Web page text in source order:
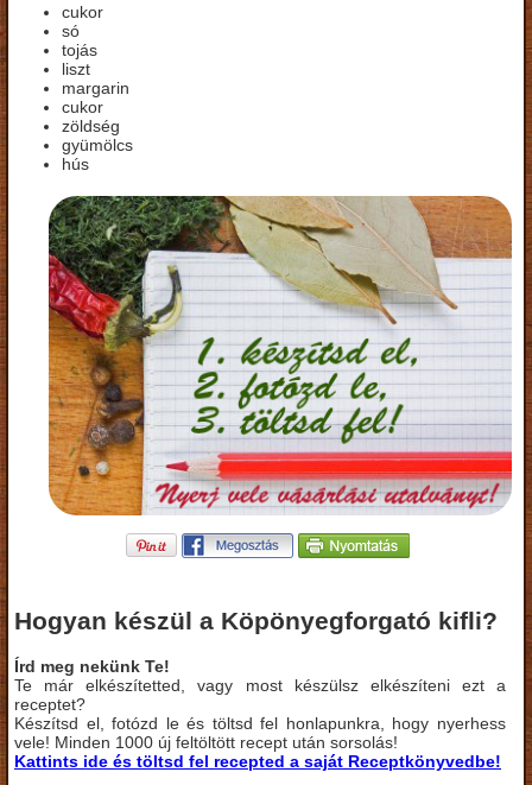
cukor
só
tojás
liszt
margarin
cukor
zöldség
gyümölcs
hús
Hogyan készül a Köpönyegforgató kifli?
Írd meg nekünk Te!
Te már elkészítetted, vagy most készülsz elkészíteni ezt a
receptet?
Készítsd el, fotózd le és töltsd fel honlapunkra, hogy nyerhess
vele! Minden 1000 új feltöltött recept után sorsolás!
Kattints ide és töltsd fel recepted a saját Receptkönyvedbe!